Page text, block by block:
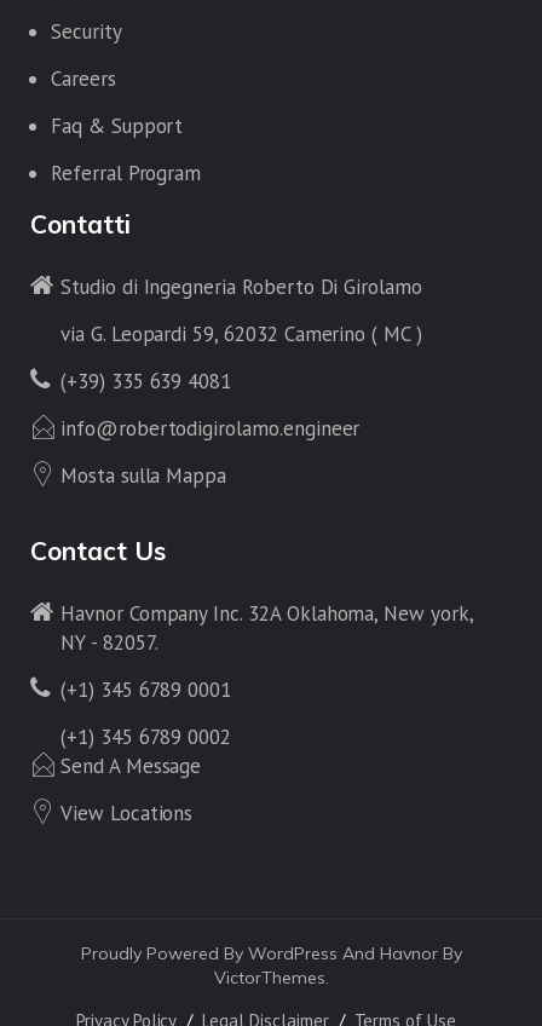
Security
Careers
Faq & Support
Referral Program
Contatti
Studio di Ingegneria Roberto Di Girolamo
via G. Leopardi 59, 62032 Camerino ( MC )
(+39) 335 639 4081
info@robertodigirolamo.engineer
Mosta sulla Mappa
Contact Us
Havnor Company Inc. 32A Oklahoma, New york,
NY - 82057.
(+1) 345 6789 0001
(+1) 345 6789 0002
Send A Message
View Locations
Proudly Powered By WordPress And Havnor By
VictorThemes.
Privacy Policy Legal Disclaimer Terms of Use